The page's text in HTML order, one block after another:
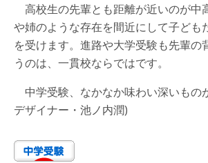
高校生の先輩とも距離が近いのが中
や姉のような存在を間近にして子ども
を受けます。進路や大学受験も先輩の
うのは、一貫校ならではです。
中学受験、なかなか味わい深いもの
デザイナー・池ノ内潤)